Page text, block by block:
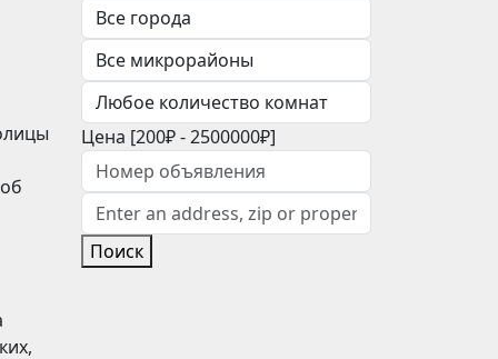
Цена [200₽-2500000₽]
Поиск